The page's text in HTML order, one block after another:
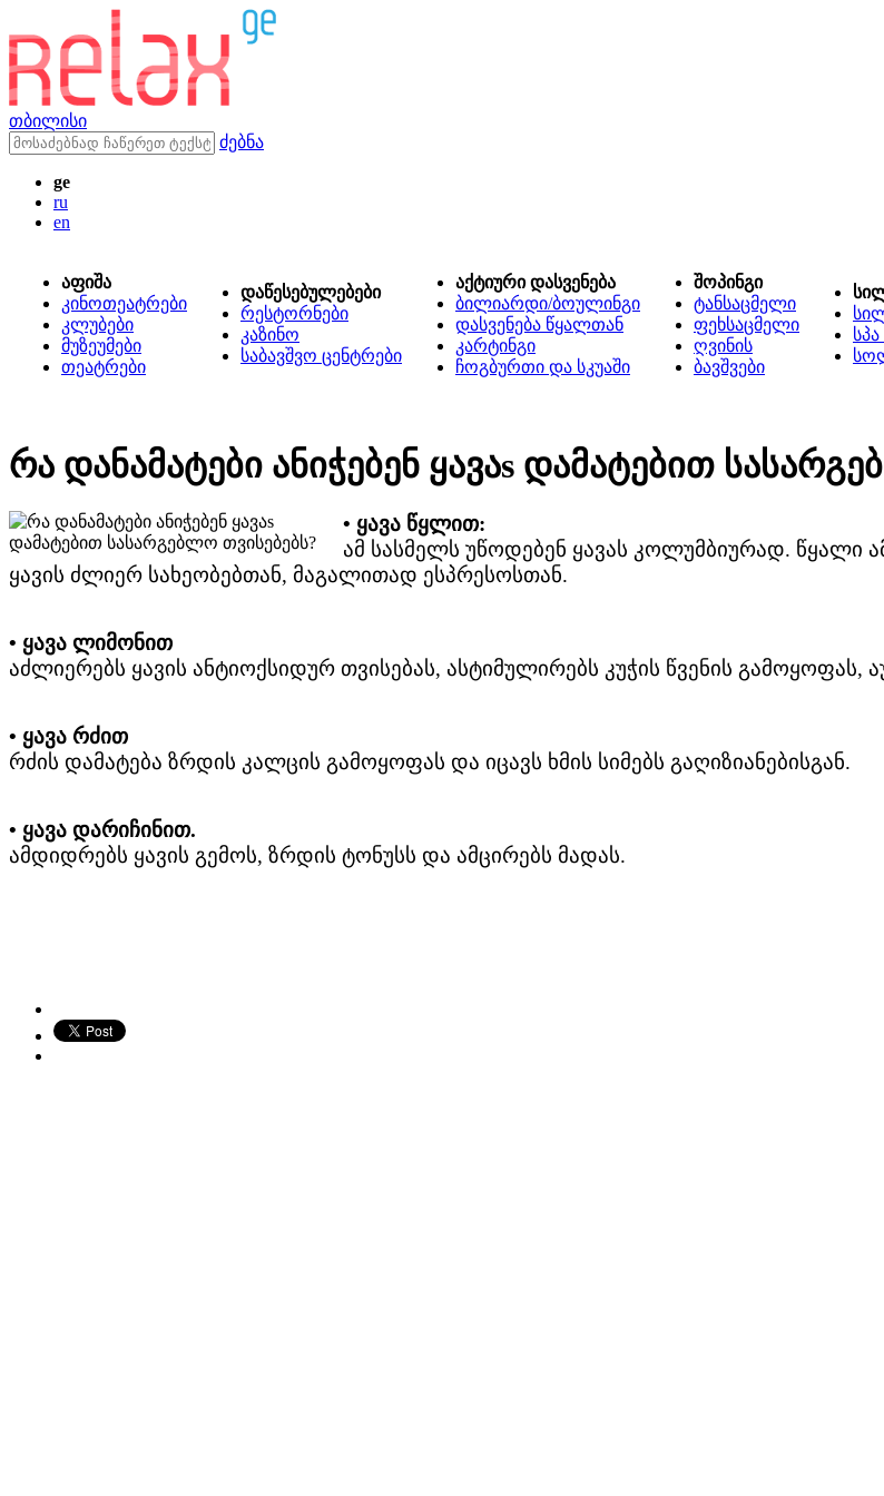
თბილისი
ძებნა
ge
ru
en
აფიშა
კინოთეატრები
კლუბები
მუზეუმები
თეატრები
დაწესებულებები
რესტორნები
კაზინო
საბავშვო ცენტრები
აქტიური დასვენება
ბილიარდი/ბოულინგი
დასვენება წყალთან
კარტინგი
ჩოგბურთი და სკუაში
შოპინგი
ტანსაცმელი
ფეხსაცმელი
ღვინის
ბავშვები
რა დანამატები ანიჭებენ ყავაs დამატებით
• ყავა წყლით:
ამ სასმელს უწოდებენ ყავას კოლუმბიურად. წყალი
ყავის ძლიერ სახეობებთან, მაგალითად ესპრესოსთან.
• ყავა ლიმონით
აძლიერებს ყავის ანტიოქსიდურ თვისებას, ასტიმულირებს კუჭის წვენის გამოყოფას,
• ყავა რძით
რძის დამატება ზრდის კალცის გამოყოფას და იცავს ხმის სიმებს გაღიზიანებისგან.
• ყავა დარიჩინით.
ამდიდრებს ყავის გემოს, ზრდის ტონუსს და ამცირებს მადას.